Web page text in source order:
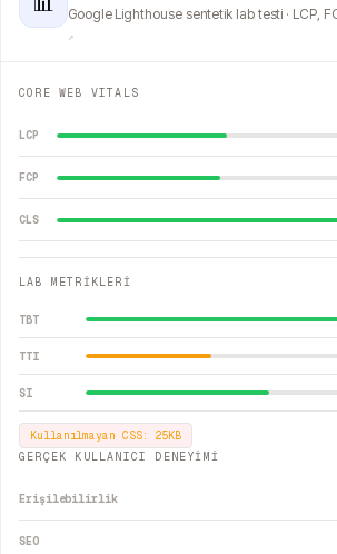
Google Lighthouse sentetik lab testi · LCP,
↗
CORE WEB VITALS
LCP
FCP
CLS
LAB METRİKLERİ
TBT
TTI
SI
Kullanılmayan CSS: 25KB
GERÇEK KULLANICI DENEYİMİ
Erişilebilirlik
SEO